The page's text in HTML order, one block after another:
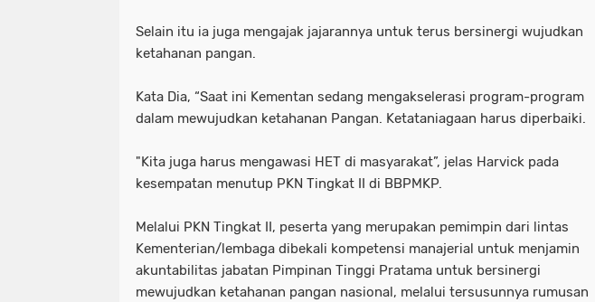
Selain itu ia juga mengajak jajarannya untuk terus bersinergi wujudkan
ketahanan pangan.
Kata Dia, “Saat ini Kementan sedang mengakselerasi program-program
dalam mewujudkan ketahanan Pangan. Ketataniagaan harus diperbaiki.
"Kita juga harus mengawasi HET di masyarakat”, jelas Harvick pada
kesempatan menutup PKN Tingkat II di BBPMKP.
Melalui PKN Tingkat II, peserta yang merupakan pemimpin dari lintas
Kementerian/lembaga dibekali kompetensi manajerial untuk menjamin
akuntabilitas jabatan Pimpinan Tinggi Pratama untuk bersinergi
mewujudkan ketahanan pangan nasional, melalui tersusunnya rumusan